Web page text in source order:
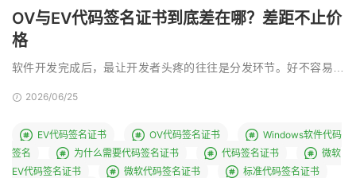
OV与EV代码签名证书到底差在哪？差距不止价
格
软件开发完成后，最让开发者头疼的往往是分发环节。好不容易写
2026/06/25
EV代码签名证书 OV代码签名证书
Windows软件代码
签名
为什么需要代码签名证书 代码签名证书
微软
EV代码签名证书
微软代码签名证书
标准代码签名证书